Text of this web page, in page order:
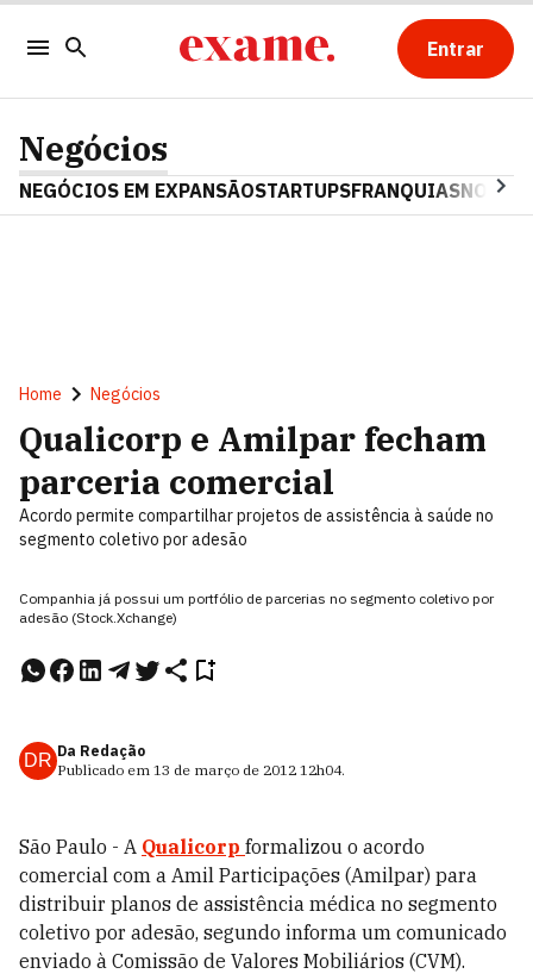
Entrar
Negócios
NEGÓCIOS EM EXPANSÃOSTARTUPSFRANQUIAS
Home Negócios
Qualicorp e Amilpar fecham
parceria comercial
Acordo permite compartilhar projetos de assistência à saúde no
segmento coletivo por adesão
Companhia já possui um portfólio de parcerias no segmento coletivo por
adesão (Stock.Xchange)
DR Da Redação
Publicado em 13 de março de 2012 12h04.
São Paulo - A Qualicorp formalizou o acordo
comercial com a Amil Participações (Amilpar) para
distribuir planos de assistência médica no segmento
coletivo por adesão, segundo informa um comunicado
enviado à Comissão de Valores Mobiliários (CVM).